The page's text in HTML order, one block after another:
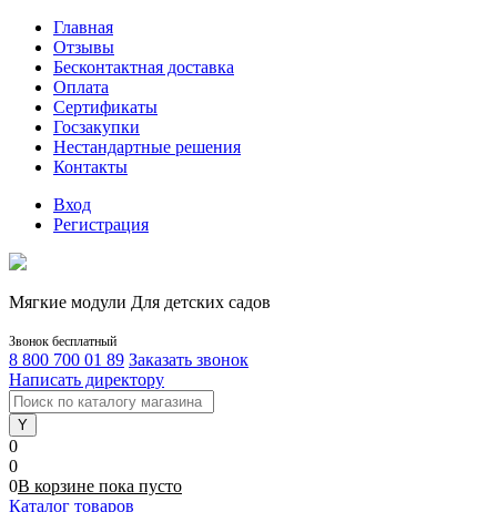
Главная
Отзывы
Бесконтактная доставка
Оплата
Сертификаты
Госзакупки
Нестандартные решения
Контакты
Вход
Регистрация
Мягкие модули Для детских садов
Звонок бесплатный
8 800 700 01 89 Заказать звонок
Написать директору
0
0
0В корзине пока пусто
Каталог товаров